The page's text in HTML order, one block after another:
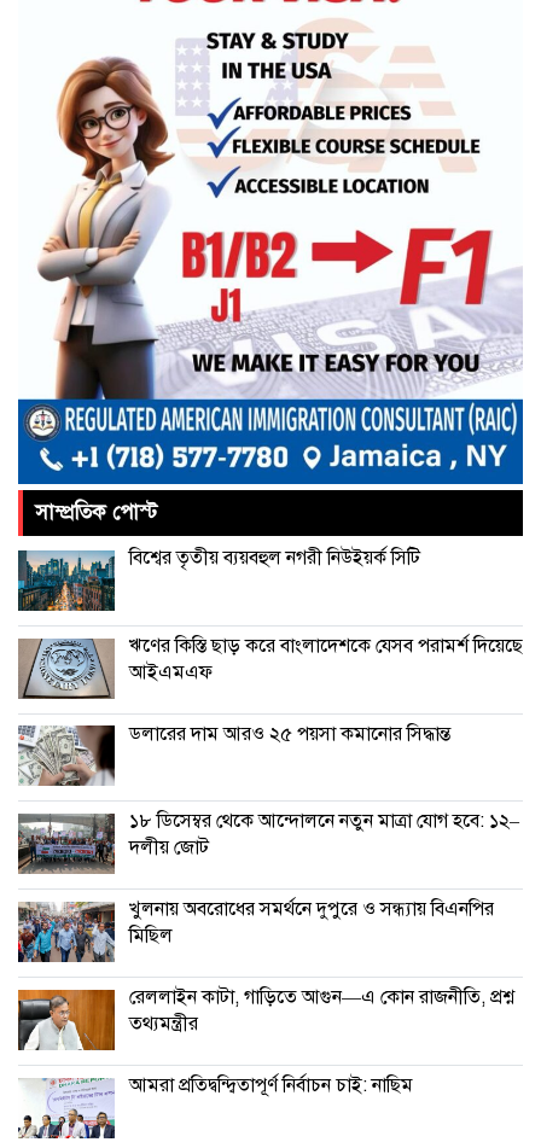
রেললাইন কাটা, গাড়িতে আগুন—এ
কোন রাজনীতি, প্রশ্ন তথ্যমন্ত্রীর
আমরা প্রতিদ্বন্দ্বিতাপূর্ণ নির্বাচন চাই: না‌ছিম
পাকিস্তানে থানায় ‘আত্মঘাতী’ হামলায়
নিহত ৬, আহত ২৫
ভূরাজনীতির নেতিবাচক প্রভাব পড়তে শুরু
করেছে: এফবিসিসিআই
চীনের বেল্ট অ্যান্ড রোড উদ্যোগে আর
থাকছে না ইতালি
সাম্প্রতিক পোস্ট
বিশ্বের তৃতীয় ব্যয়বহুল নগরী নিউইয়র্ক সিটি
ঋণের কিস্তি ছাড় করে বাংলাদেশকে যেসব পরামর্শ দিয়েছে
আইএমএফ
ডলারের দাম আরও ২৫ পয়সা কমানোর সিদ্ধান্ত
১৮ ডিসেম্বর থেকে আন্দোলনে নতুন মাত্রা যোগ হবে: ১২–
দলীয় জোট
খুলনায় অবরোধের সমর্থনে দুপুরে ও সন্ধ্যায় বিএনপির
মিছিল
রেললাইন কাটা, গাড়িতে আগুন—এ কোন রাজনীতি, প্রশ্ন
তথ্যমন্ত্রীর
আমরা প্রতিদ্বন্দ্বিতাপূর্ণ নির্বাচন চাই: না‌ছিম